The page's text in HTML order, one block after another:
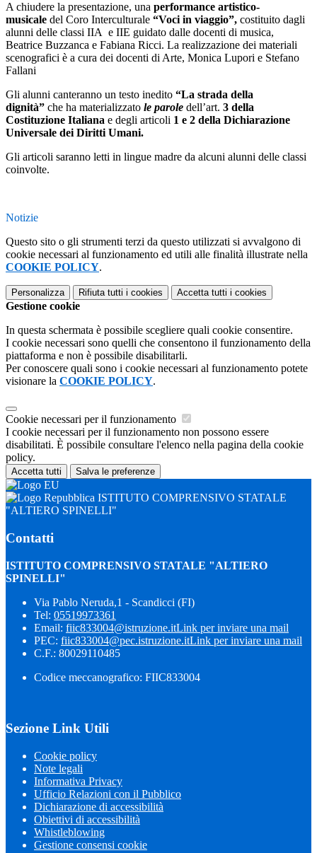
A chiudere la presentazione, una performance artistico-
musicale del Coro Interculturale “Voci in viaggio”, costituito dagli
alunni delle classi IIA e IIE guidato dalle docenti di musica,
Beatrice Buzzanca e Fabiana Ricci. La realizzazione dei materiali
scenografici è a cura dei docenti di Arte, Monica Lupori e Stefano
Fallani
Gli alunni canteranno un testo inedito “La strada della
dignità” che ha materializzato le parole dell’art. 3 della
Costituzione Italiana e degli articoli 1 e 2 della Dichiarazione
Universale dei Diritti Umani.
Gli articoli saranno letti in lingue madre da alcuni alunni delle classi
coinvolte.
Notizie
Questo sito o gli strumenti terzi da questo utilizzati si avvalgono di
cookie necessari al funzionamento ed utili alle finalità illustrate nella
COOKIE POLICY.
Personalizza Rifiuta tutti i cookies Accetta tutti i cookies
Gestione cookie
In questa schermata è possibile scegliere quali cookie consentire.
I cookie necessari sono quelli che consentono il funzionamento della
piattaforma e non è possibile disabilitarli.
Per conoscere quali sono i cookie necessari al funzionamento potete
visionare la COOKIE POLICY.
Cookie necessari per il funzionamento
I cookie necessari per il funzionamento non possono essere
disabilitati. È possibile consultare l'elenco nella pagina della cookie
policy.
Accetta tutti Salva le preferenze
ISTITUTO COMPRENSIVO STATALE
"ALTIERO SPINELLI"
Contatti
ISTITUTO COMPRENSIVO STATALE "ALTIERO
SPINELLI"
Via Pablo Neruda,1 - Scandicci (FI)
Tel: 05519973361
Email: fiic833004@istruzione.itLink per inviare una mail
PEC: fiic833004@pec.istruzione.itLink per inviare una mail
C.F.: 80029110485
Codice meccanografico: FIIC833004
Sezione Link Utili
Cookie policy
Note legali
Informativa Privacy
Ufficio Relazioni con il Pubblico
Dichiarazione di accessibilità
Obiettivi di accessibilità
Whistleblowing
Gestione consensi cookie